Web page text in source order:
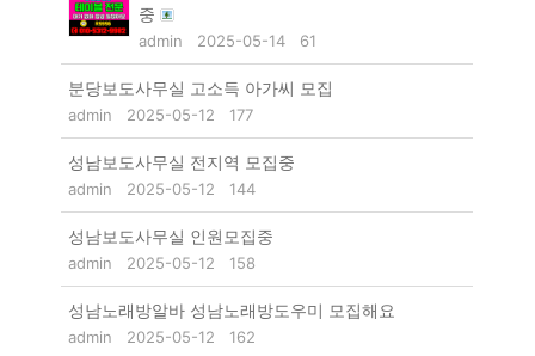
중
admin 2025-05-14 61
분당보도사무실 고소득 아가씨 모집
admin 2025-05-12 177
성남보도사무실 전지역 모집중
admin 2025-05-12 144
성남보도사무실 인원모집중
admin 2025-05-12 158
성남노래방알바 성남노래방도우미 모집해요
admin 2025-05-12 162